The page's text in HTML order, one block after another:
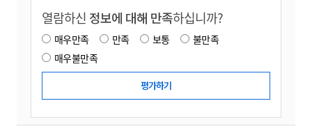
열람하신 정보에 대해 만족하십니까?
매우만족 만족 보통
불만족
매우불만족